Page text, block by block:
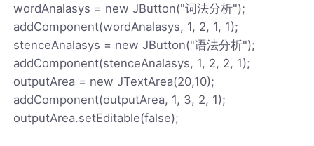
wordAnalasys = new JButton("词法分析");
addComponent(wordAnalasys, 1, 2, 1, 1);
stenceAnalasys = new JButton("语法分析");
addComponent(stenceAnalasys, 1, 2, 2, 1);
outputArea = new JTextArea(20,10);
addComponent(outputArea, 1, 3, 2, 1);
outputArea.setEditable(false);